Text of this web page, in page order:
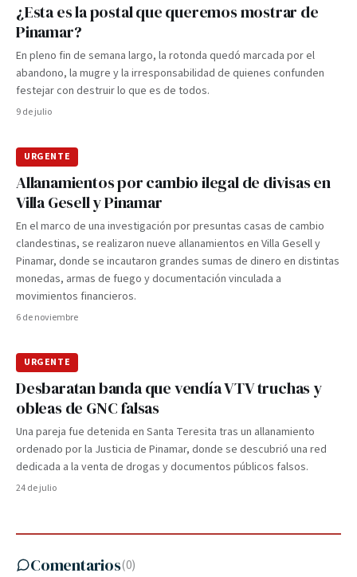
¿Esta es la postal que queremos mostrar de
Pinamar?
En pleno fin de semana largo, la rotonda quedó marcada por el
abandono, la mugre y la irresponsabilidad de quienes confunden
festejar con destruir lo que es de todos.
9 de julio
URGENTE
Allanamientos por cambio ilegal de divisas en
Villa Gesell y Pinamar
En el marco de una investigación por presuntas casas de cambio
clandestinas, se realizaron nueve allanamientos en Villa Gesell y
Pinamar, donde se incautaron grandes sumas de dinero en distintas
monedas, armas de fuego y documentación vinculada a
movimientos financieros.
6 de noviembre
URGENTE
Desbaratan banda que vendía VTV truchas y
obleas de GNC falsas
Una pareja fue detenida en Santa Teresita tras un allanamiento
ordenado por la Justicia de Pinamar, donde se descubrió una red
dedicada a la venta de drogas y documentos públicos falsos.
24 de julio
Comentarios(0)